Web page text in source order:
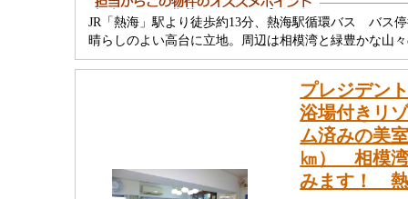
JR「熱海」駅より徒歩約13分、熱海駅循環バス バス
晴らしのよい高台に立地。周辺は相模湾と緑豊かな山
プレジデン
浴場付きリ
ム済みの美
㎞） 相模湾
みます！ 熱